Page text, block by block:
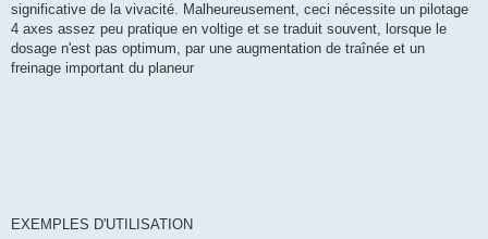
significative de la vivacité. Malheureusement, ceci nécessite un pilotage
4 axes assez peu pratique en voltige et se traduit souvent, lorsque le
dosage n'est pas optimum, par une augmentation de traînée et un
freinage important du planeur
EXEMPLES D'UTILISATION